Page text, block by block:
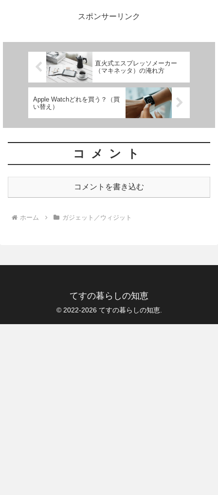
スポンサーリンク
直火式エスプレッソメーカー
（マキネッタ）の淹れ方
Apple Watchどれを買う？（買
い替え）
コメント
コメントを書き込む
ホーム ガジェット／ウィジット
てすの暮らしの知恵
© 2022-2026 てすの暮らしの知恵.